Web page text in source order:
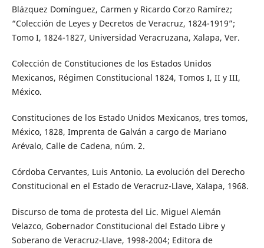
Blázquez Domínguez, Carmen y Ricardo Corzo Ramírez;
“Colección de Leyes y Decretos de Veracruz, 1824-1919”;
Tomo I, 1824-1827, Universidad Veracruzana, Xalapa, Ver.
Colección de Constituciones de los Estados Unidos
Mexicanos, Régimen Constitucional 1824, Tomos I, II y III,
México.
Constituciones de los Estado Unidos Mexicanos, tres tomos,
México, 1828, Imprenta de Galván a cargo de Mariano
Arévalo, Calle de Cadena, núm. 2.
Córdoba Cervantes, Luis Antonio. La evolución del Derecho
Constitucional en el Estado de Veracruz-Llave, Xalapa, 1968.
Discurso de toma de protesta del Lic. Miguel Alemán
Velazco, Gobernador Constitucional del Estado Libre y
Soberano de Veracruz-Llave, 1998-2004; Editora de